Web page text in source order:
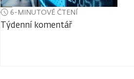
6-MINUTOVÉ ČTENÍ
Týdenní komentář